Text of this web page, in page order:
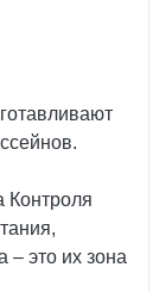
Контроля
– это их зона